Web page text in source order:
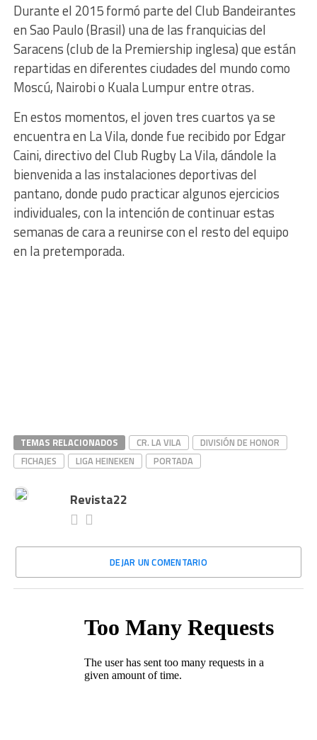
Durante el 2015 formó parte del Club Bandeirantes
en Sao Paulo (Brasil) una de las franquicias del
Saracens (club de la Premiership inglesa) que están
repartidas en diferentes ciudades del mundo como
Moscú, Nairobi o Kuala Lumpur entre otras.
En estos momentos, el joven tres cuartos ya se
encuentra en La Vila, donde fue recibido por Edgar
Caini, directivo del Club Rugby La Vila, dándole la
bienvenida a las instalaciones deportivas del
pantano, donde pudo practicar algunos ejercicios
individuales, con la intención de continuar estas
semanas de cara a reunirse con el resto del equipo
en la pretemporada.
TEMAS RELACIONADOS CR. LA VILA
DIVISIÓN DE HONOR
FICHAJES
LIGA HEINEKEN PORTADA
Revista22
DEJAR UN COMENTARIO